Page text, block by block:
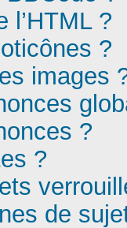
l’HTML ?
?
images
?
?
de